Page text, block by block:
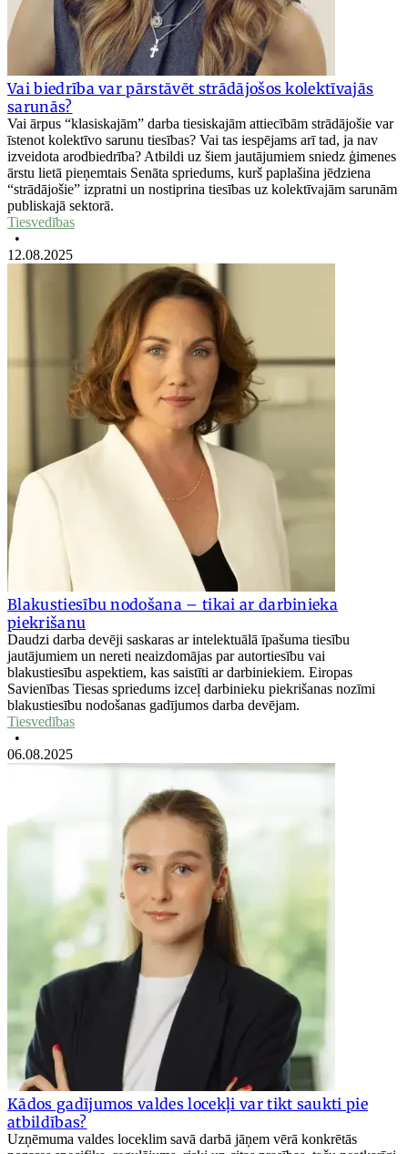
Vai biedrība var pārstāvēt strādājošos kolektīvajās
sarunās?
Vai ārpus “klasiskajām” darba tiesiskajām attiecībām strādājošie var
īstenot kolektīvo sarunu tiesības? Vai tas iespējams arī tad, ja nav
izveidota arodbiedrība? Atbildi uz šiem jautājumiem sniedz ģimenes
ārstu lietā pieņemtais Senāta spriedums, kurš paplašina jēdziena
“strādājošie” izpratni un nostiprina tiesības uz kolektīvajām sarunām
publiskajā sektorā.
Tiesvedības
•
12.08.2025
Blakustiesību nodošana – tikai ar darbinieka
piekrišanu
Daudzi darba devēji saskaras ar intelektuālā īpašuma tiesību
jautājumiem un nereti neaizdomājas par autortiesību vai
blakustiesību aspektiem, kas saistīti ar darbiniekiem. Eiropas
Savienības Tiesas spriedums izceļ darbinieku piekrišanas nozīmi
blakustiesību nodošanas gadījumos darba devējam.
Tiesvedības
•
06.08.2025
Kādos gadījumos valdes locekļi var tikt saukti pie
atbildības?
Uzņēmuma valdes loceklim savā darbā jāņem vērā konkrētās